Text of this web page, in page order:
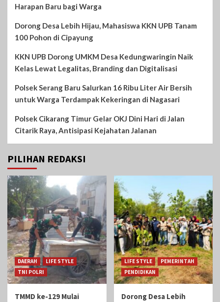
Harapan Baru bagi Warga
Dorong Desa Lebih Hijau, Mahasiswa KKN UPB Tanam
100 Pohon di Cipayung
KKN UPB Dorong UMKM Desa Kedungwaringin Naik
Kelas Lewat Legalitas, Branding dan Digitalisasi
Polsek Serang Baru Salurkan 16 Ribu Liter Air Bersih
untuk Warga Terdampak Kekeringan di Nagasari
Polsek Cikarang Timur Gelar OKJ Dini Hari di Jalan
Citarik Raya, Antisipasi Kejahatan Jalanan
PILIHAN REDAKSI
DAERAH
LIFE STYLE
TNI POLRI
TMMD ke-129 Mulai
LIFE STYLE
PEMERINTAH
PENDIDIKAN
Dorong Desa Lebih